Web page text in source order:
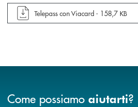
apre documento in una nuova finestra
Telepass con Viacard - 158,7 KB
Come possiamo aiutarti?